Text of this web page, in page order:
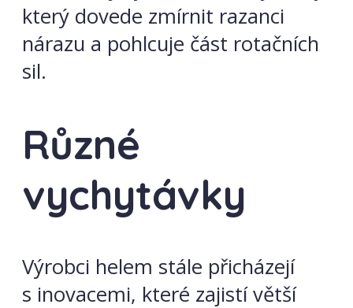
který dovede zmírnit razanci
nárazu a pohlcuje část rotačních
sil.
Různé
vychytávky
Výrobci helem stále přicházejí
s inovacemi, které zajistí větší